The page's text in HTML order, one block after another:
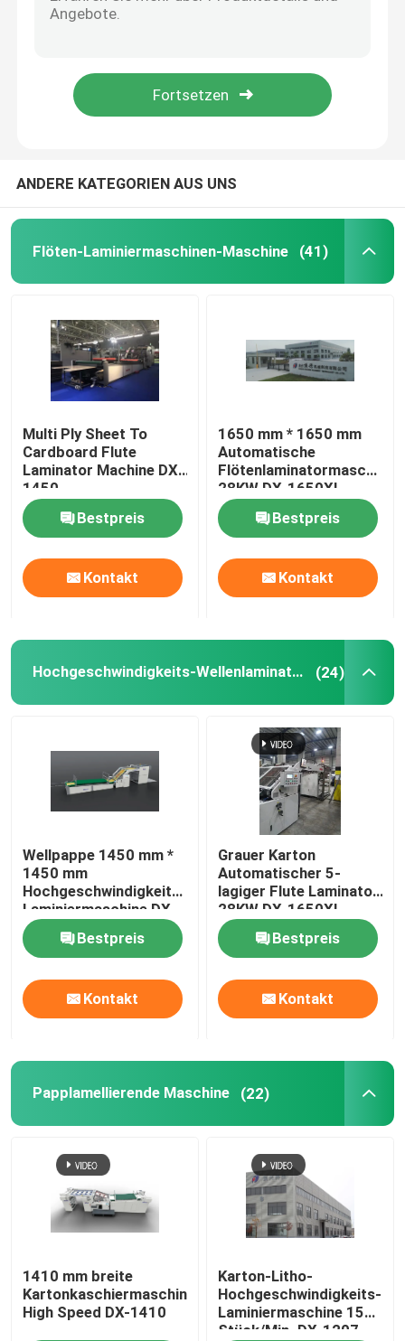
Papplamellierende Maschine
Flötenlaminiermaschine mit 5 Falten
Auto-Stapler-Maschine
Stapelwendemaschine
Thermische Filmlaminiermaschine
Litho-Laminiermaschine
Flötenlaminierung, die Maschine klebt
Kettenmesser-Filmlaminiermaschine
ANDERE KATEGORIEN AUS UNS
Flöten-Laminiermaschinen-Maschine (41)
Multi Ply Sheet To
Cardboard Flute
Laminator Machine DX-
1450
Bestpreis
Kontakt
1650 mm * 1650 mm
Automatische
Flötenlaminatormaschine
28KW DX-1650XL
Bestpreis
Kontakt
Hochgeschwindigkeits-Wellenlaminator (24)
Wellpappe 1450 mm *
1450 mm
Hochgeschwindigkeits-
Laminiermaschine DX-
1450
Bestpreis
Kontakt
Grauer Karton
Automatischer 5-
lagiger Flute Laminator
28KW DX-1650XL
Bestpreis
Kontakt
Papplamellierende Maschine (22)
1410 mm breite
Kartonkaschiermaschine
High Speed ​​DX-1410
Karton-Litho-
Hochgeschwindigkeits-
Laminiermaschine 150
Stück/Min. DX-1207